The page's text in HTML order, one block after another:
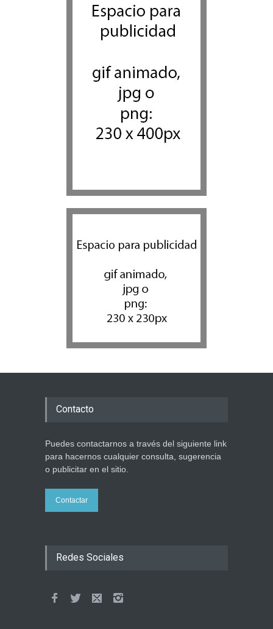
Tema del día 7 agosto 2026
Bulgaria: Adolescentes
antisemita en medio de una
creciente hostilidad en toda
Europa
7 agosto 2026
Contacto
Puedes contactarnos a través del siguiente link
para hacernos cualquier consulta, sugerencia
o publicitar en el sitio.
Contactar
Redes Sociales